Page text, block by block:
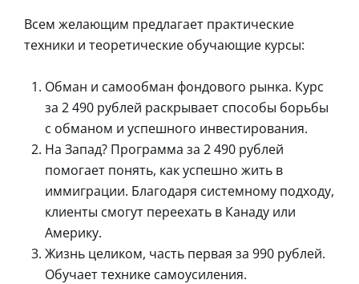
Всем желающим предлагает практические
техники и теоретические обучающие курсы:
Обман и самообман фондового рынка. Курс
за 2 490 рублей раскрывает способы борьбы
с обманом и успешного инвестирования.
На Запад? Программа за 2 490 рублей
помогает понять, как успешно жить в
иммиграции. Благодаря системному подходу,
клиенты смогут переехать в Канаду или
Америку.
Жизнь целиком, часть первая за 990 рублей.
Обучает технике самоусиления.